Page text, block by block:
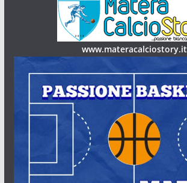
www.materacalciostory.it